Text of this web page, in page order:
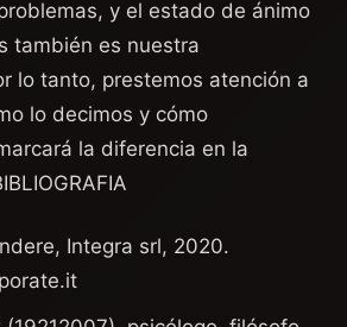
y el estado de ánimo
también es nuestra
lo tanto, prestemos atención a
lo decimos y cómo
la diferencia en la
Integra srl, 2020.